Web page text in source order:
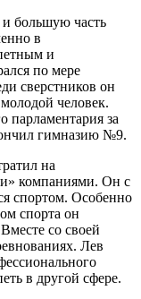
и большую часть
в
и
по мере
сверстников он
человек.
парламентария за
гимназию №9.
на
компаниями. Он с
спортом. Особенно
спорта он
со своей
Лев
в другой сфере.